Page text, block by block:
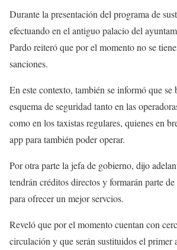
Durante la presentación del programa de
efectuando en el antiguo palacio del
Pardo reiteró que por el momento no se
sanciones.
En este contexto, también se informó que se
esquema de seguridad tanto en las
como en los taxistas regulares, quienes en
app para también poder operar.
Por otra parte la jefa de gobierno, dijo
tendrán créditos directos y formarán parte
para ofrecer un mejor servcios.
Reveló que por el momento cuentan con
circulación y que serán sustituidos el primer